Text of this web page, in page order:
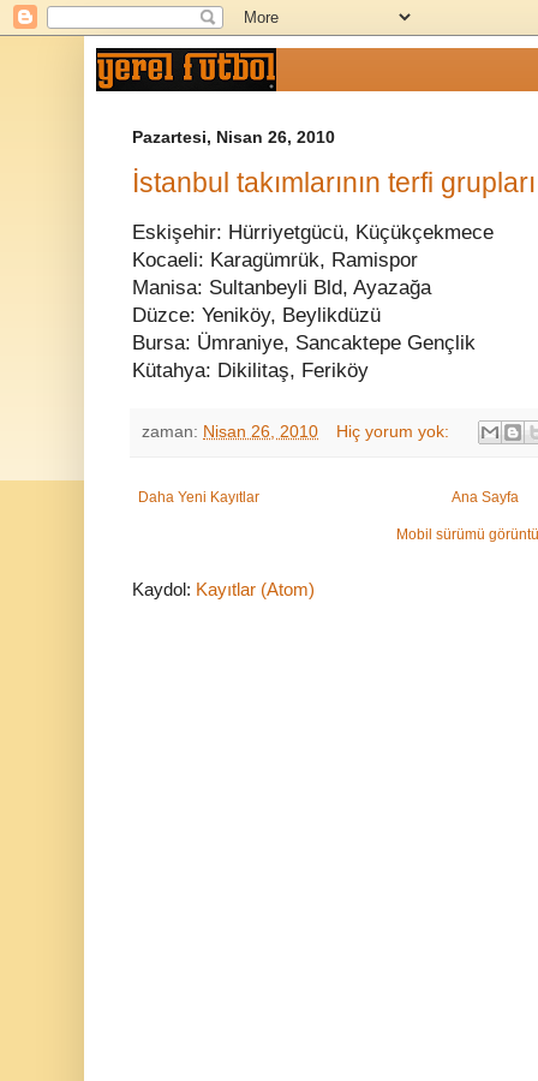
Pazartesi, Nisan 26, 2010
İstanbul takımlarının terfi
Eskişehir: Hürriyetgücü, Küçükçekmece
Kocaeli: Karagümrük, Ramispor
Manisa: Sultanbeyli Bld, Ayazağa
Düzce: Yeniköy, Beylikdüzü
Bursa: Ümraniye, Sancaktepe Gençlik
Kütahya: Dikilitaş, Feriköy
zaman: Nisan 26, 2010 Hiç yorum yok:
Daha Yeni Kayıtlar Ana Sayfa
Mobil sürümü
Kaydol: Kayıtlar (Atom)